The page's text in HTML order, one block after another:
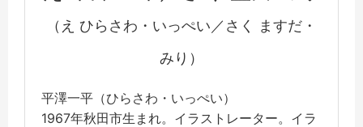
（え ひらさわ・いっぺい／さく ますだ・
みり）
平澤一平（ひらさわ・いっぺい）
1967年秋田市生まれ。イラストレーター。イラ